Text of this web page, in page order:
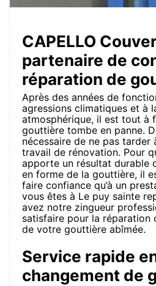
CAPELLO
partenaire de
réparation de
Après des années de
agressions climatiques et à
atmosphérique, il est tout à
gouttière tombe en panne.
nécessaire de ne pas
travail de rénovation. Pour
apporte un résultat durable
en forme de la gouttière, il
faire confiance qu’à un
vous êtes à Le puy sainte
avez notre zingueur
satisfaire pour la
de votre gouttière abîmée.
Service rapide
changement de